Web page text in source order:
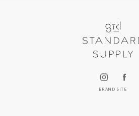
BRAND SITE